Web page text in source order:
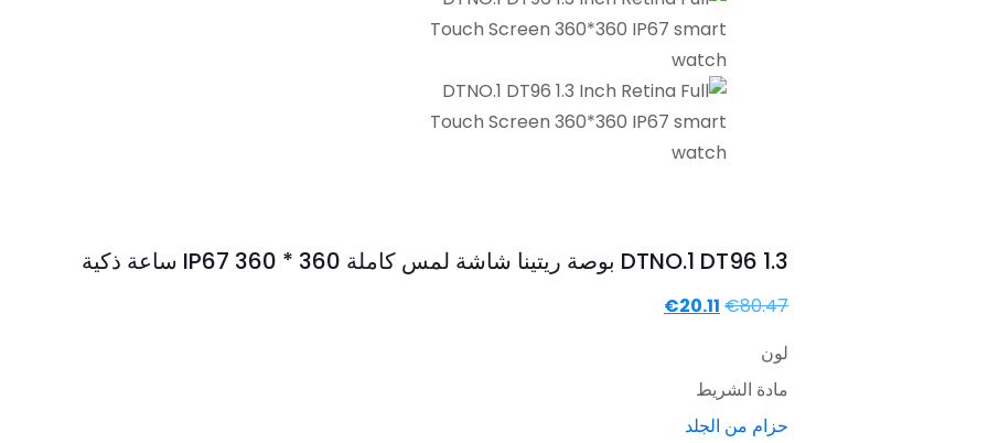
DTNO.1 DT96 1.3 بوصة ريتينا شاشة لمس كاملة 360 * 360 IP67 ساعة ذكية
€80.47
السعر
€80.47.
€20.11
لون
مادة الشريط
حزام من الجلد